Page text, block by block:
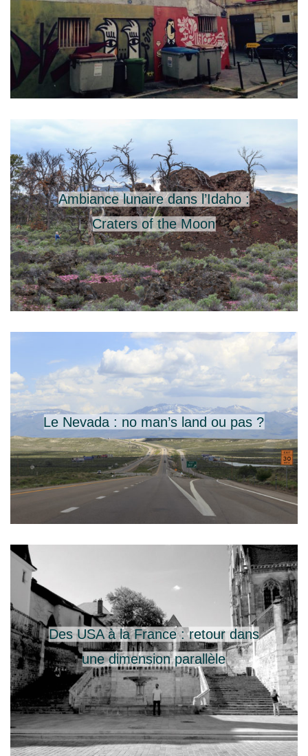
Ambiance lunaire dans l’Idaho :
Craters of the Moon
Le Nevada : no man’s land ou pas ?
Des USA à la France : retour dans
une dimension parallèle